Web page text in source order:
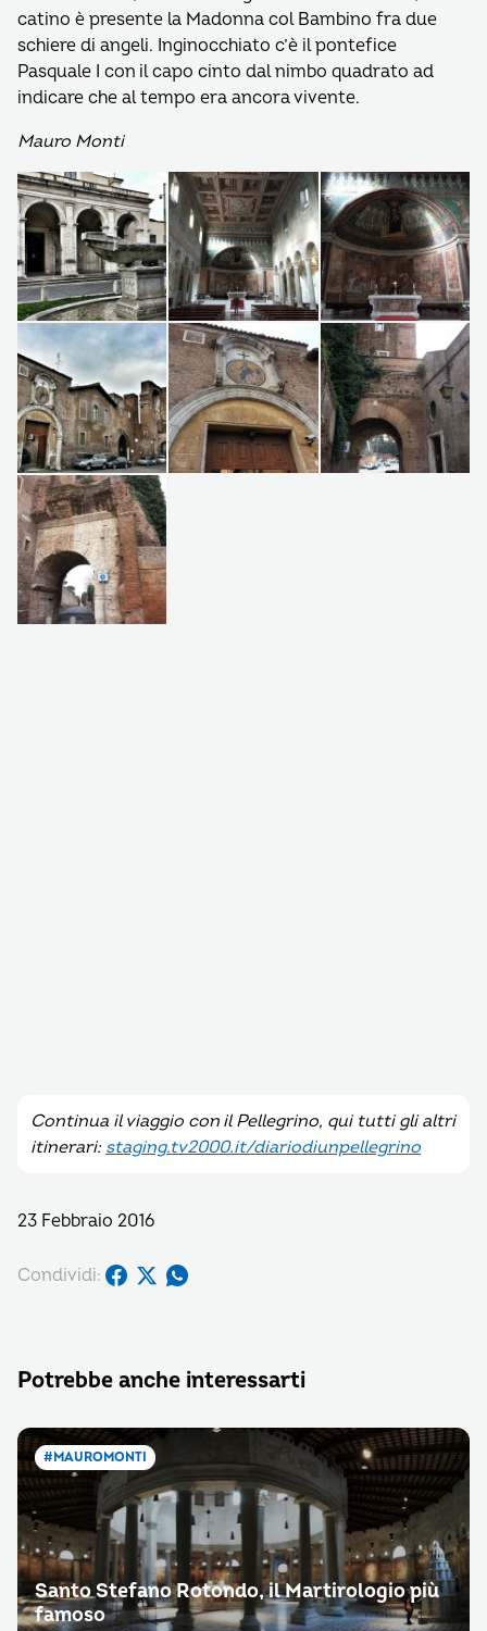
catino è presente la Madonna col Bambino fra due
schiere di angeli. Inginocchiato c’è il pontefice
Pasquale I con il capo cinto dal nimbo quadrato ad
indicare che al tempo era ancora vivente.
Mauro Monti
Continua il viaggio con il Pellegrino, qui tutti gli altri
itinerari: staging.tv2000.it/diariodiunpellegrino
23 Febbraio 2016
Condividi:
Potrebbe anche interessarti
#MAUROMONTI
Santo Stefano Rotondo, il Martirologio più
famoso